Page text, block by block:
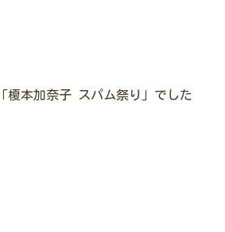
榎本加奈子 スパム祭り」でした